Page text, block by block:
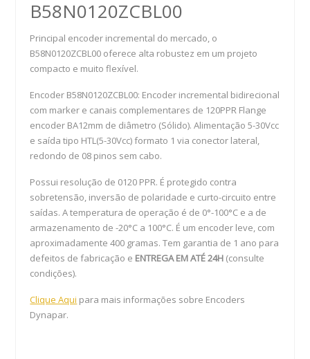
B58N0120ZCBL00
Principal encoder incremental do mercado, o
B58N0120ZCBL00 oferece alta robustez em um projeto
compacto e muito flexível.
Encoder B58N0120ZCBL00: Encoder incremental bidirecional
com marker e canais complementares de 120PPR Flange
encoder BA12mm de diâmetro (Sólido). Alimentação 5-30Vcc
e saída tipo HTL(5-30Vcc) formato 1 via conector lateral,
redondo de 08 pinos sem cabo.
Possui resolução de 0120 PPR. É protegido contra
sobretensão, inversão de polaridade e curto-circuito entre
saídas. A temperatura de operação é de 0°-100°C e a de
armazenamento de -20°C a 100°C. É um encoder leve, com
aproximadamente 400 gramas. Tem garantia de 1 ano para
defeitos de fabricação e ENTREGA EM ATÉ 24H (consulte
condições).
Clique Aqui para mais informações sobre Encoders
Dynapar.